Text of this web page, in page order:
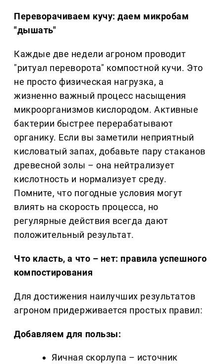
Переворачиваем кучу: даем микробам
"дышать"
Каждые две недели агроном проводит
"ритуал переворота" компостной кучи. Это
не просто физическая нагрузка, а
жизненно важный процесс насыщения
микроорганизмов кислородом. Активные
бактерии быстрее перерабатывают
органику. Если вы заметили неприятный
кисловатый запах, добавьте пару стаканов
древесной золы – она нейтрализует
кислотность и нормализует среду.
Помните, что погодные условия могут
влиять на скорость процесса, но
регулярные действия всегда дают
положительный результат.
Что класть, а что – нет: правила успешного
компостирования
Для достижения наилучших результатов
агроном придерживается простых правил:
Добавляем для пользы:
Яичная скорлупа – источник